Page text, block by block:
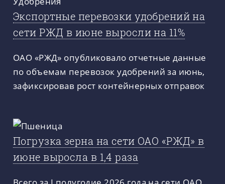
Экспортные перевозки удобрений на
сети РЖД в июне выросли на 11%
ОАО «РЖД» опубликовало отчетные данные
по объемам перевозок удобрений за июнь,
зафиксировав рост контейнерных отправок
Погрузка зерна на сети ОАО «РЖД» в
июне выросла в 1,4 раза